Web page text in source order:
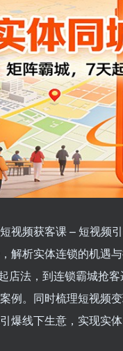
视频获客课 – 短视频
解析实体连锁的机遇
店法，到连锁霸城抢
例。同时梳理短视频
爆线下生意，实现实体